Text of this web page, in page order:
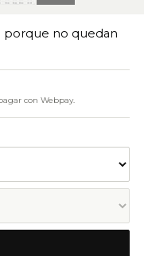
porque no quedan
con Webpay.